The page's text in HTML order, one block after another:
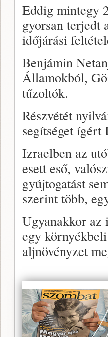
Eddig mintegy
gyorsan terjedt
időjárási
Benjámin
Államokból,
tűzoltók.
Részvétét
segítséget
Izraelben az
esett eső,
gyújtogatást
szerint több,
Ugyanakkor az
egy
aljnövényzet